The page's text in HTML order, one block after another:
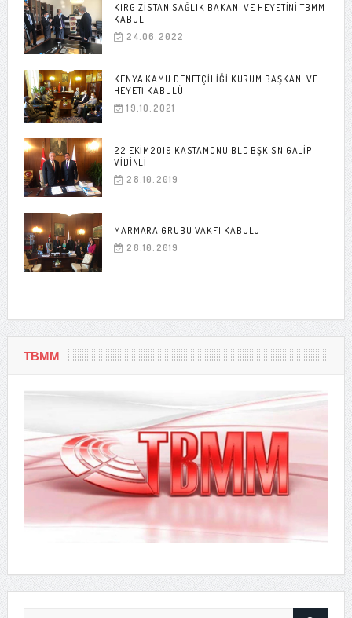
KIRGIZISTAN SAĞLIK BAKANI VE HEYETINI TBMM
KABUL
24.06.2022
KENYA KAMU DENETÇILIĞI KURUM BAŞKANI VE
HEYETI KABULÜ
19.10.2021
22 EKIM2019 KASTAMONU BLD BŞK SN GALIP
VIDINLI
28.10.2019
MARMARA GRUBU VAKFI KABULU
28.10.2019
TBMM